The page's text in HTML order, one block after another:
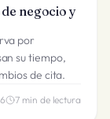
negocio y
por
su tiempo,
de cita.
7 min de lectura